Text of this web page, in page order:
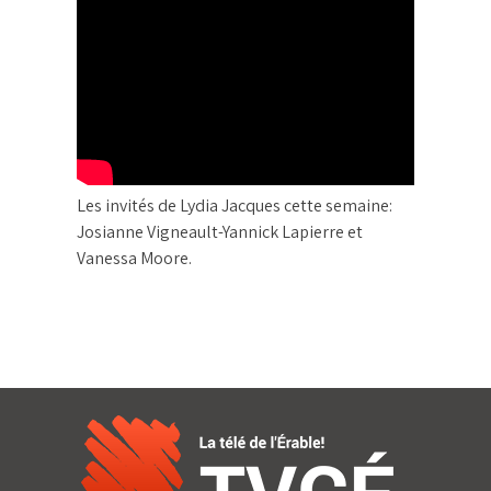
Les invités de Lydia Jacques cette semaine:
Josianne Vigneault-Yannick Lapierre et
Vanessa Moore.